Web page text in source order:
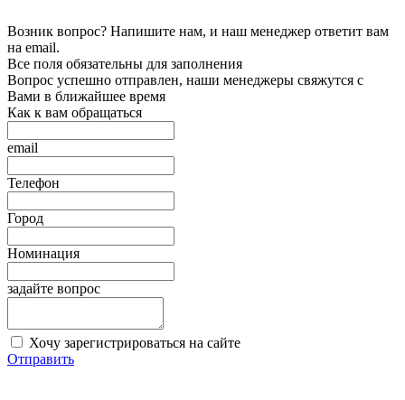
Возник вопрос? Напишите нам, и наш менеджер ответит вам
на email.
Все поля обязательны для заполнения
Вопрос успешно отправлен, наши менеджеры свяжутся с
Вами в ближайшее время
Как к вам обращаться
email
Телефон
Город
Номинация
задайте вопрос
Хочу зарегистрироваться на сайте
Отправить